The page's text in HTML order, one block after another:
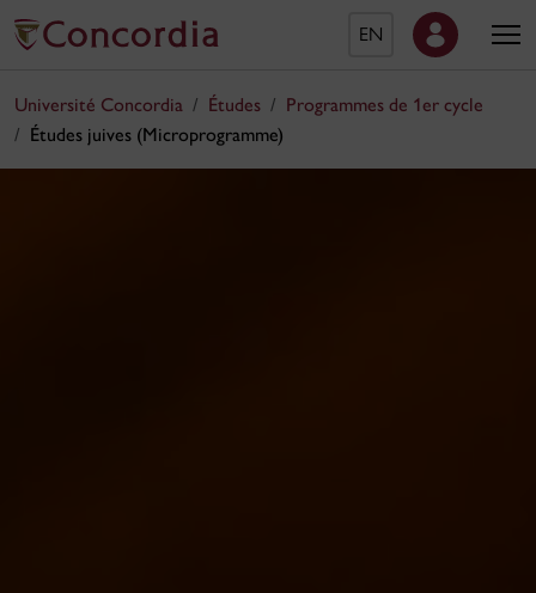
EN
Université Concordia Études
Programmes de 1er cycle
Études juives (Microprogramme)